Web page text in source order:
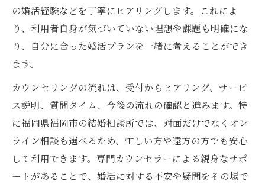
のコツ
仲人型結婚相談所の強みと福岡での選択肢
福岡で30代女性にも人気の結婚相談所の特
福岡の結婚相談所で無料サービスが充実し
ている理由
効率よく婚活したいならカウンセリング活用を
結婚相談所カウンセリングで婚活効率を上
げる方法
の婚活経験などを丁寧にヒアリングします。これによ
り、利用者自身が気づいていない理想や課題も明確にな
り、自分に合った婚活プランを一緒に考えることができ
ます。
カウンセリングの流れは、受付からヒアリング、サービ
ス説明、質問タイム、今後の流れの確認と進みます。特
に福岡県福岡市の結婚相談所では、対面だけでなくオン
ライン相談も選べるため、忙しい方や遠方の方でも安心
して利用できます。専門カウンセラーによる親身なサポ
ートがあることで、婚活に対する不安や疑問をその場で